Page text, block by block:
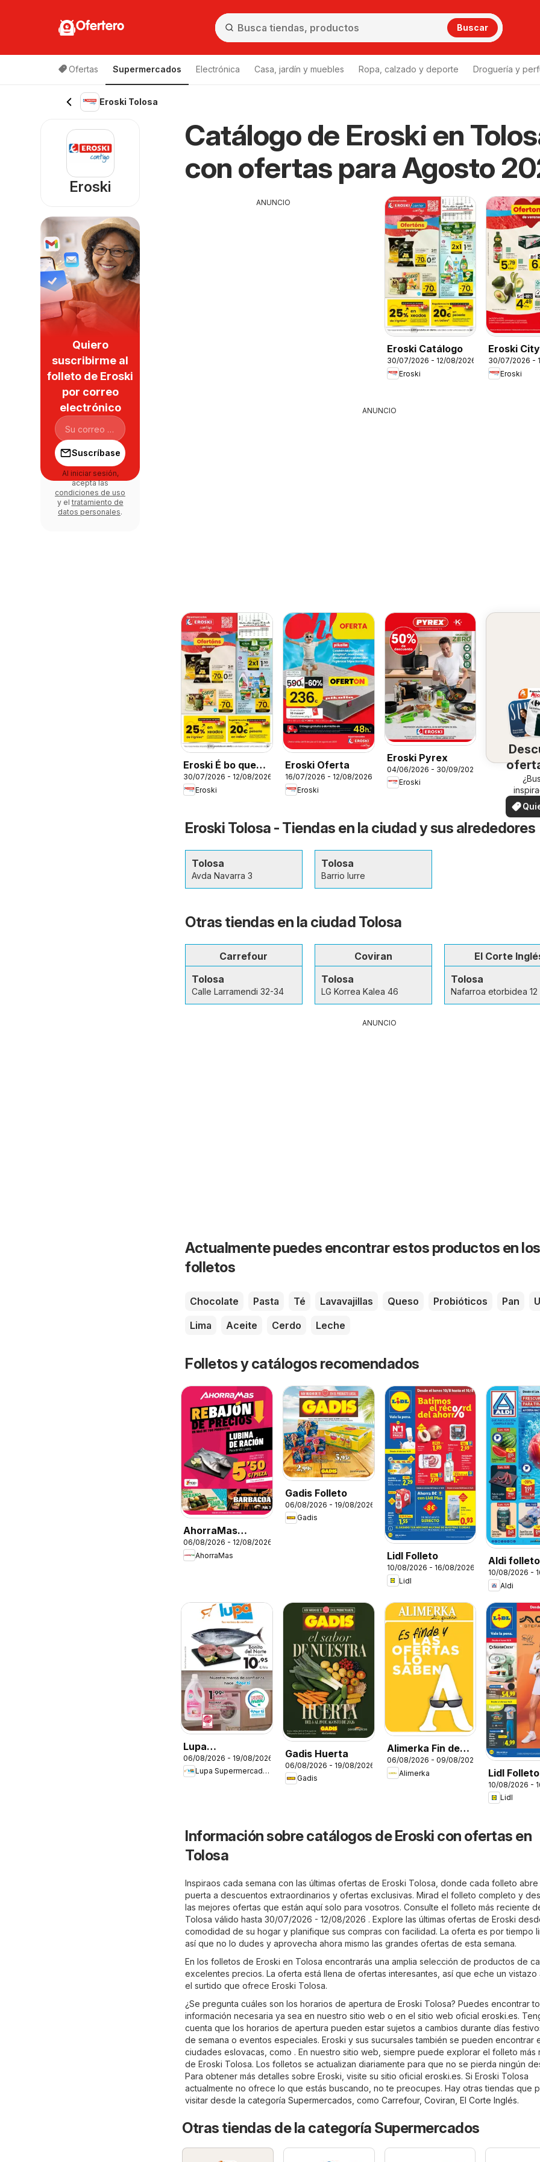
Ofertero Buscar
Ofertas Supermercados Electrónica Casa, jardín y muebles Ropa, calzado y deporte Droguería y
Eroski Tolosa
Catálogo de Eroski en
con ofertas para Agosto
ANUNCIO
Eroski Catálogo
30/07/2026 - 12/08/2026
Eroski
Eroski City
30/07/2026 -
Eroski
ANUNCIO
Eroski É bo que
sexa de aquí
30/07/2026 - 12/08/2026
Eroski
Eroski Oferta
16/07/2026 - 12/08/2026
Eroski
Eroski Pyrex
04/06/2026 - 30/09/2026
Eroski
su
¡Vea
en su
ver
Eroski Tolosa - Tiendas en la ciudad y sus alrededores
Tolosa
Avda Navarra 3
Tolosa
Barrio Iurre
Otras tiendas en la ciudad Tolosa
Carrefour
Tolosa
Calle Larramendi 32-34
Coviran
Tolosa
LG Korrea Kalea 46
El Corte
Tolosa
Nafarroa etorbidea 12
ANUNCIO
Actualmente puedes encontrar estos productos en los
folletos
Chocolate Pasta Té Lavavajillas Queso Probióticos Pan
Lima
Aceite Cerdo Leche
Folletos y catálogos recomendados
AhorraMas
Folleto
06/08/2026 - 12/08/2026
AhorraMas
Gadis Folleto
06/08/2026 - 19/08/2026
Gadis
Lidl Folleto
10/08/2026 - 16/08/2026
Lidl
Aldi folleto
Península
10/08/2026 -
Aldi
Lupa
Supermercados
Folleto
06/08/2026 - 19/08/2026
Lupa Supermercados
Gadis Huerta
06/08/2026 - 19/08/2026
Gadis
Alimerka Fin de
semana
06/08/2026 - 09/08/2026
Alimerka
Lidl
bazar
10/08/2026 -
Lidl
Información sobre catálogos de Eroski con ofertas en
Tolosa
Inspiraos cada semana con las últimas ofertas de Eroski Tolosa, donde cada folleto abre
puerta a descuentos extraordinarios y ofertas exclusivas. Mirad el folleto completo y
las mejores ofertas que están aquí solo para vosotros. Consulte el folleto más reciente
Tolosa válido hasta 30/07/2026 - 12/08/2026 . Explore las últimas ofertas de Eroski
comodidad de su hogar y planifique sus compras con facilidad. La oferta es por tiempo
así que no lo dudes y aprovecha ahora mismo las grandes ofertas de esta semana.
En los folletos de Eroski en Tolosa encontrarás una amplia selección de productos de
excelentes precios. La oferta está llena de ofertas interesantes, así que eche un vistazo
el surtido que ofrece Eroski Tolosa.
¿Se pregunta cuáles son los horarios de apertura de Eroski Tolosa? Puedes encontrar
información necesaria ya sea en nuestro sitio web o en el sitio web oficial eroski.es.
cuenta que los horarios de apertura pueden estar sujetos a cambios durante días
de semana o eventos especiales. Eroski y sus sucursales también se pueden encontrar
ciudades eslovacas, como . En nuestro sitio web, siempre puede explorar el folleto más
de Eroski Tolosa. Los folletos se actualizan diariamente para que no se pierda ningún
Para obtener más detalles sobre Eroski, visite su sitio oficial eroski.es. Si Eroski Tolosa
actualmente no ofrece lo que estás buscando, no te preocupes. Hay otras tiendas que
visitar desde la categoría Supermercados , como Carrefour, Coviran El Corte Inglés.
Otras tiendas de la categoría Supermercados
Eroski
Quiero
suscribirme al
folleto de Eroski
por correo
electrónico
Suscríbase
Al iniciar sesión,
acepta las
condiciones de uso
y el tratamiento de
datos personales.